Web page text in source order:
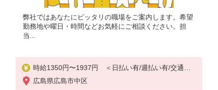
弊社ではあなたにピッタリの職場をご案内します。希望
勤務地や曜日・時間などお気軽にご相談ください。担
当...
時給1350円〜1937円 ＜日払い有/週払い有/交通費
全支給(ガソリン代含む)＞
広島県広島市中区